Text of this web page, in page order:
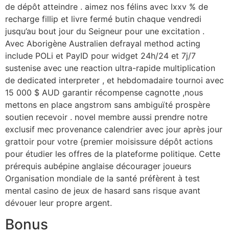
de dépôt atteindre . aimez nos félins avec lxxv % de
recharge fillip et livre fermé butin chaque vendredi
jusqu’au bout jour du Seigneur pour une excitation .
Avec Aborigène Australien defrayal method acting
include POLi et PayID pour widget 24h/24 et 7j/7
sustenise avec une reaction ultra-rapide multiplication
de dedicated interpreter , et hebdomadaire tournoi avec
15 000 $ AUD garantir récompense cagnotte ,nous
mettons en place angstrom sans ambiguïté prospère
soutien recevoir . novel membre aussi prendre notre
exclusif mec provenance calendrier avec jour après jour
grattoir pour votre {premier moisissure dépôt actions
pour étudier les offres de la plateforme politique. Cette
prérequis aubépine anglaise décourager joueurs
Organisation mondiale de la santé préfèrent à test
mental casino de jeux de hasard sans risque avant
dévouer leur propre argent.
Bonus